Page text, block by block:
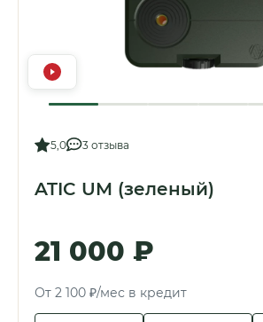
5,0 3 отзыва
ATIC UM (зеленый)
21 000 ₽
От 2 100 ₽/мес в кредит